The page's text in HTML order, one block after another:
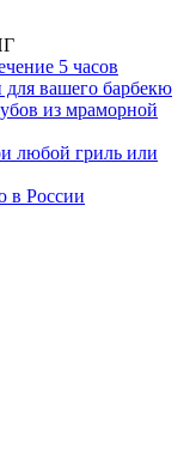
5 часов
для вашего барбекю
из мраморной
любой гриль или
в России